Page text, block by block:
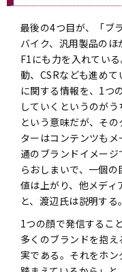
最後の4つ目が、「ブ
バイク、汎用製品のほ
F1にも力を入れてい
動、CSRなども進め
に関する情報を、1つ
していくというのが
という意味だが、そ
ターはコンテンツも
通のブランドイメー
らおしまいで、一個
値は上がり、他メディ
と、渡辺氏は説明する。
1つの顔で発信するこ
多くのブランドを抱
実である。それをホ